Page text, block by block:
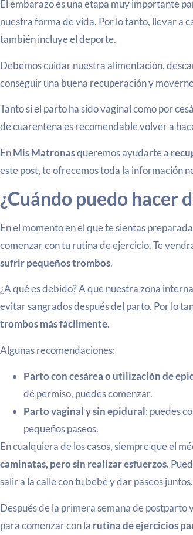
El embarazo es una etapa muy importante
nuestra forma de vida. Por lo tanto, llevar a
también incluye el deporte.
Debemos cuidar nuestra alimentación,
conseguir una buena recuperación y
Tanto si el parto ha sido vaginal como por
de cuarentena es recomendable volver a
EnMis Matronasqueremos ayudarte a
este post, te ofrecemos toda la información
¿Cuándo puedo hacer
En el momento en el que te sientas
comenzar con tu rutina de ejercicio. Te
sufrir pequeños trombos.
¿A qué es debido? A que nuestra zona
evitar sangrados después del parto. Por lo
trombos más fácilmente.
Algunas recomendaciones:
Parto con cesárea o utilización de
dé permiso, puedes comenzar.
Parto vaginal y sin epidural: puedes
pequeños paseos.
En cualquiera de los casos, siempre que el
caminatas, pero sin realizar esfuerzos.
salir a la calle con tu bebé y dar paseos
Después de la primera semana de postparto
para comenzar con la rutina de ejercicios